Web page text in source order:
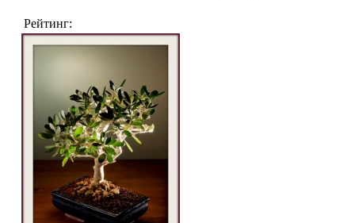
Рейтинг: